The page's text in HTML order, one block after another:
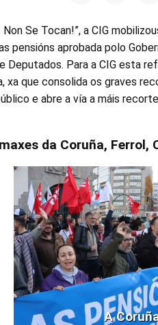
Non Se Tocan!”, a CIG
pensións aprobada polo
Deputados. Para a CIG esta
xa que consolida os graves
e abre a vía a máis
da Coruña, Ferrol,
A